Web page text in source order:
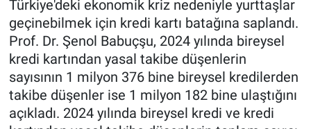
Türkiye'deki ekonomik kriz nedeniyle yurttaşlar
geçinebilmek için kredi kartı batağına saplandı.
Prof. Dr. Şenol Babuçşu, 2024 yılında bireysel
kredi kartından yasal takibe düşenlerin
sayısının 1 milyon 376 bine bireysel kredilerden
takibe düşenler ise 1 milyon 182 bine ulaştığını
açıkladı. 2024 yılında bireysel kredi ve kredi
Doğa Konuşuyor
Dünya
Ege Saati
Ege'den Esintiler
Sağlık
Spor
Yayın Akışı
İletişim
Tüm Manşetler
Son Dakika Haberleri
Haber Arşivi